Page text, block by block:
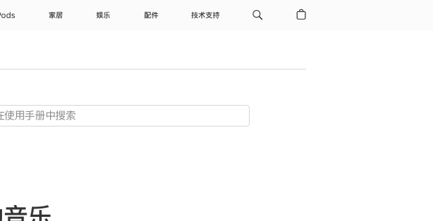
家居 娱乐 配件 技术支持